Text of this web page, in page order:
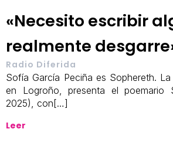
«Necesito escribir
realmente
Radio Diferida
Sofía García Peciña es Sophereth.
en Logroño, presenta el poemario
2025), con[…]
Leer